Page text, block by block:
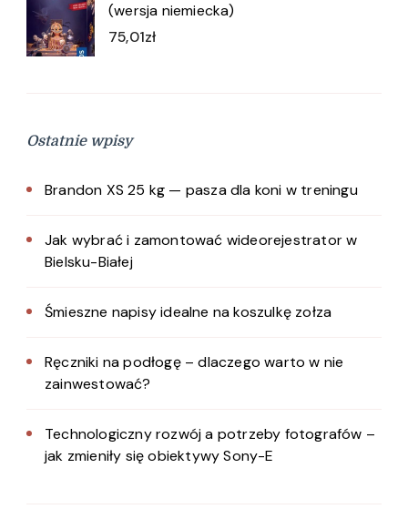
(wersja niemiecka)
75,01zł
Ostatnie wpisy
Brandon XS 25 kg — pasza dla koni w treningu
Jak wybrać i zamontować wideorejestrator w
Bielsku-Białej
Śmieszne napisy idealne na koszulkę zołza
Ręczniki na podłogę – dlaczego warto w nie
zainwestować?
Technologiczny rozwój a potrzeby fotografów –
jak zmieniły się obiektywy Sony-E